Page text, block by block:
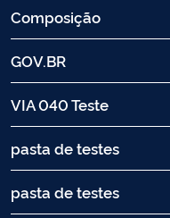
Composição
GOV.BR
VIA 040 Teste
pasta de testes
pasta de testes